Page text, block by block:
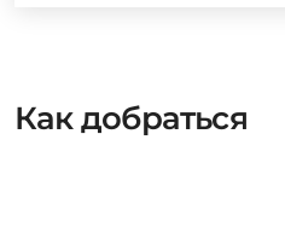
Как добраться